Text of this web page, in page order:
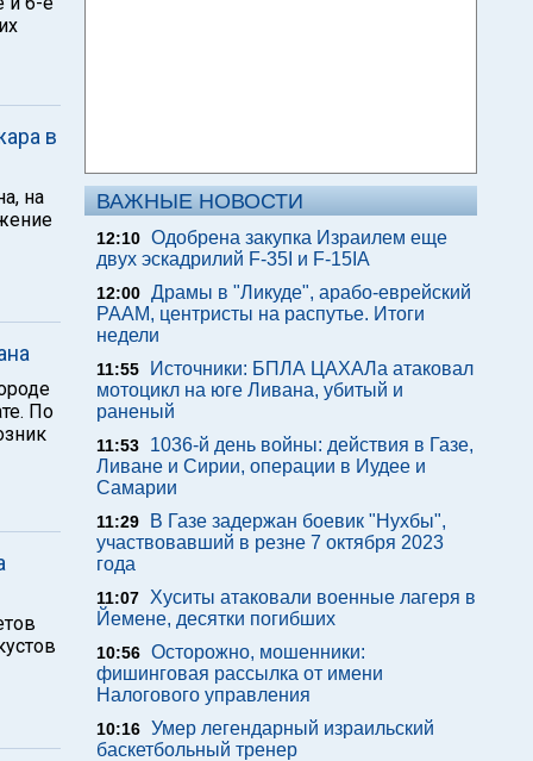
в
на
По
ВАЖНЫЕ НОВОСТИ
12:10 Одобрена закупка Израилем еще
двух эскадрилий F-35I и F-15IA
12:00 Драмы в "Ликуде", арабо-еврейский
РААМ, центристы на распутье. Итоги
недели
11:55
Источники: БПЛА ЦАХАЛа атаковал
мотоцикл на юге Ливана, убитый и
раненый
11:53
1036-й день войны: действия в Газе,
Ливане и Сирии, операции в Иудее и
Самарии
11:29
В Газе задержан боевик "Нухбы",
участвовавший в резне 7 октября 2023
года
11:07
Хуситы атаковали военные лагеря в
Йемене, десятки погибших
10:56 Осторожно, мошенники:
фишинговая рассылка от имени
Налогового управления
10:16 Умер легендарный израильский
баскетбольный тренер